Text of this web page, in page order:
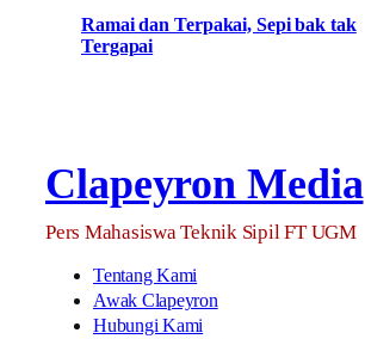
Ramai dan Terpakai, Sepi bak tak
Tergapai
Clapeyron Media
Pers Mahasiswa Teknik Sipil FT UGM
Tentang Kami
Awak Clapeyron
Hubungi Kami